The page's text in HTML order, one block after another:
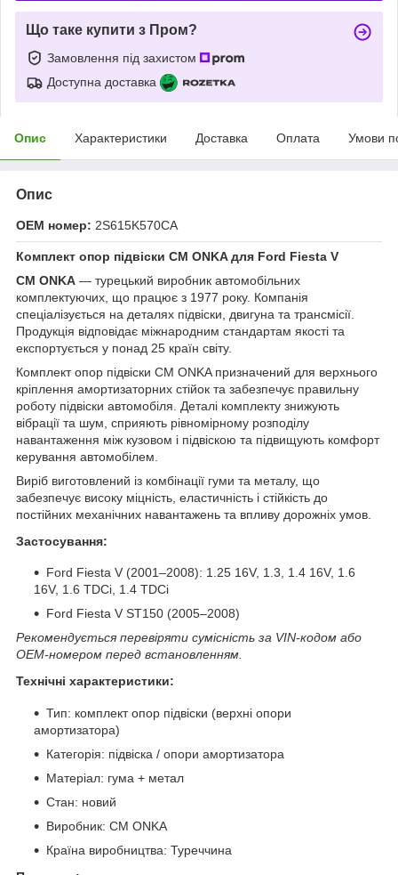
Що таке купити з Пром?
Замовлення під захистом
Доступна доставка
Опис Характеристики Доставка Оплата Умови
Опис
OEM номер: 2S615K570CA
Комплект опор підвіски CM ONKA для Ford Fiesta V
CM ONKA — турецький виробник автомобільних
комплектуючих, що працює з 1977 року. Компанія
спеціалізується на деталях підвіски, двигуна та трансмісії.
Продукція відповідає міжнародним стандартам якості та
експортується у понад 25 країн світу.
Комплект опор підвіски CM ONKA призначений для верхнього
кріплення амортизаторних стійок та забезпечує правильну
роботу підвіски автомобіля. Деталі комплекту знижують
вібрації та шум, сприяють рівномірному розподілу
навантаження між кузовом і підвіскою та підвищують комфорт
керування автомобілем.
Виріб виготовлений із комбінації гуми та металу, що
забезпечує високу міцність, еластичність і стійкість до
постійних механічних навантажень та впливу дорожніх умов.
Застосування:
Ford Fiesta V (2001–2008): 1.25 16V, 1.3, 1.4 16V, 1.6
16V, 1.6 TDCi, 1.4 TDCi
Ford Fiesta V ST150 (2005–2008)
Рекомендується перевіряти сумісність за VIN-кодом або
OEM-номером перед встановленням.
Технічні характеристики:
Тип: комплект опор підвіски (верхні опори
амортизатора)
Категорія: підвіска / опори амортизатора
Матеріал: гума + метал
Стан: новий
Виробник: CM ONKA
Країна виробництва: Туреччина